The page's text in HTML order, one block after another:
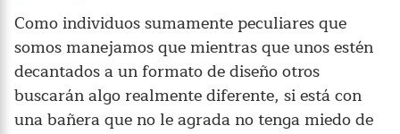
Como individuos sumamente peculiares que
somos manejamos que mientras que unos estén
decantados a un formato de diseño otros
buscarán algo realmente diferente, si está con
una bañera que no le agrada no tenga miedo de